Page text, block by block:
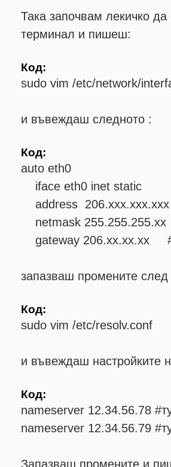
Така започвам лекичко
терминал и пишеш:
Код:
sudo vim /etc/network/
и въвеждаш следното :
Код:
auto eth0
iface eth0 inet static
address 206.xxx.xxx.xxx
netmask 255.255.255.xx
gateway 206.xx.xx.xx #
запазваш промените
Код:
sudo vim /etc/resolv.conf
и въвеждаш настройките
Код:
nameserver 12.34.56.78
nameserver 12.34.56.79
Запазваш промените и